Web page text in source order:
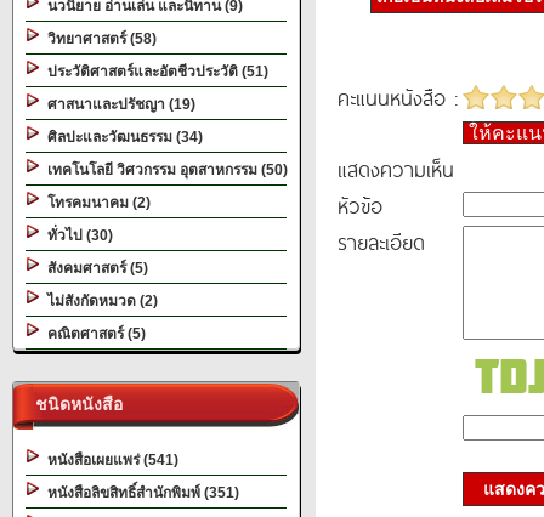
นวนิยาย อ่านเล่น และนิทาน (9)
วิทยาศาสตร์ (58)
ประวัติศาสตร์และอัตชีวประวัติ (51)
ศาสนาและปรัชญา (19)
ศิลปะและวัฒนธรรม (34)
เทคโนโลยี วิศวกรรม อุตสาหกรรม (50)
โทรคมนาคม (2)
ทั่วไป (30)
สังคมศาสตร์ (5)
ไม่สังกัดหมวด (2)
คณิตศาสตร์ (5)
ชนิดหนังสือ
หนังสือเผยแพร่ (541)
หนังสือลิขสิทธิ์สำนักพิมพ์ (351)
คะแนนหนังสือ :
ให้คะแ
แสดงความเห็น
หัวข้อ
รายละเอียด
แสดงค